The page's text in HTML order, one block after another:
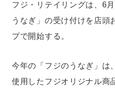
フジ・リテイリングは、6
うなぎ」の受け付けを店頭
プで開始する。
今年の「フジのうなぎ」は
使用したフジオリジナル商